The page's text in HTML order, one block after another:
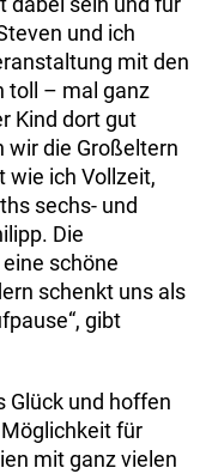
und ich
mit den
toll – mal ganz
Kind dort gut
wir die Großeltern
wie ich Vollzeit,
sechs- und
Die
schöne
schenkt uns als
gibt
Glück und hoffen
für
mit ganz vielen